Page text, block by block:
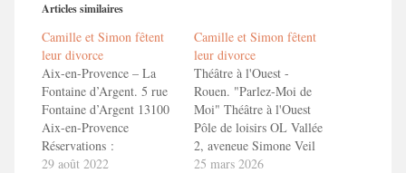
Articles similaires
Camille et Simon fêtent
leur divorce
Aix-en-Provence – La
Fontaine d’Argent. 5 rue
Fontaine d’Argent 13100
Aix-en-Provence
Réservations :
04.42.38.43.80
29 août 2022
Camille et Simon fêtent
leur divorce
Théâtre à l'Ouest -
Rouen. "Parlez-Moi de
Moi" Théâtre à l'Ouest
Pôle de loisirs OL Vallée
2, aveneue Simone Veil
69150 Décines Charpieu
25 mars 2026